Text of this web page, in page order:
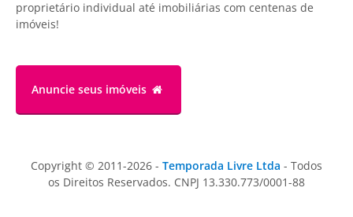
proprietário individual até imobiliárias com centenas de
imóveis!
Anuncie seus imóveis
Copyright © 2011-2026 - Temporada Livre Ltda - Todos
os Direitos Reservados. CNPJ 13.330.773/0001-88